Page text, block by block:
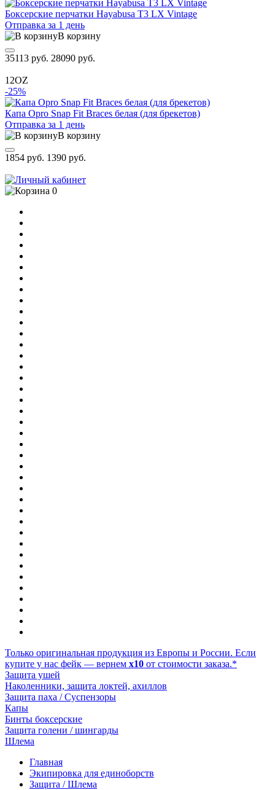
Боксерские перчатки Hayabusa T3 LX Vintage
Отправка за 1 день
В корзину
35113 руб. 28090 руб.
12OZ
-25%
Капа Opro Snap Fit Braces белая (для брекетов)
Отправка за 1 день
В корзину
1854 руб. 1390 руб.
0
Только оригинальная продукция из Европы и России. Если
купите у нас фейк — вернем x10 от стоимости заказа.*
Защита ушей
Наколенники, защита локтей, ахиллов
Защита паха / Суспензоры
Капы
Бинты боксерские
Защита голени / шингарды
Шлема
Главная
Экипировка для единоборств
Защита / Шлема